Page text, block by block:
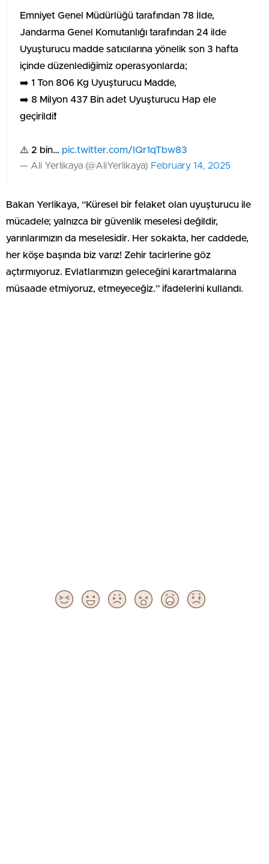
Emniyet Genel Müdürlüğü tarafından 78 İlde,
Jandarma Genel Komutanlığı tarafından 24 ilde
Uyuşturucu madde satıcılarına yönelik son 3 hafta
içinde düzenlediğimiz operasyonlarda;
➡️ 1 Ton 806 Kg Uyuşturucu Madde,
➡️ 8 Milyon 437 Bin adet Uyuşturucu Hap ele
geçirildi❗
⚠️ 2 bin… pic.twitter.com/IQr1qTbw83
— Ali Yerlikaya (@AliYerlikaya) February 14, 2025
Bakan Yerlikaya, “Küresel bir felaket olan uyuşturucu ile
mücadele; yalnızca bir güvenlik meselesi değildir,
yarınlarımızın da meselesidir. Her sokakta, her caddede,
her köşe başında biz varız! Zehir tacirlerine göz
açtırmıyoruz. Evlatlarımızın geleceğini karartmalarına
müsaade etmiyoruz, etmeyeceğiz.” ifadelerini kullandı.